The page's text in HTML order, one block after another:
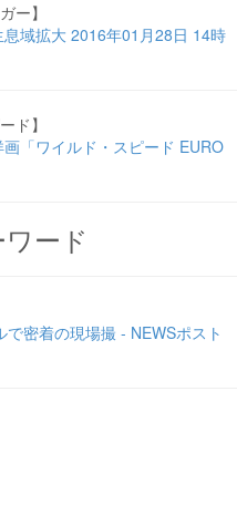
ー】
域拡大 2016年01月28日 14時
ド】
「ワイルド・スピード EURO
ード
密着の現場撮 - NEWSポスト